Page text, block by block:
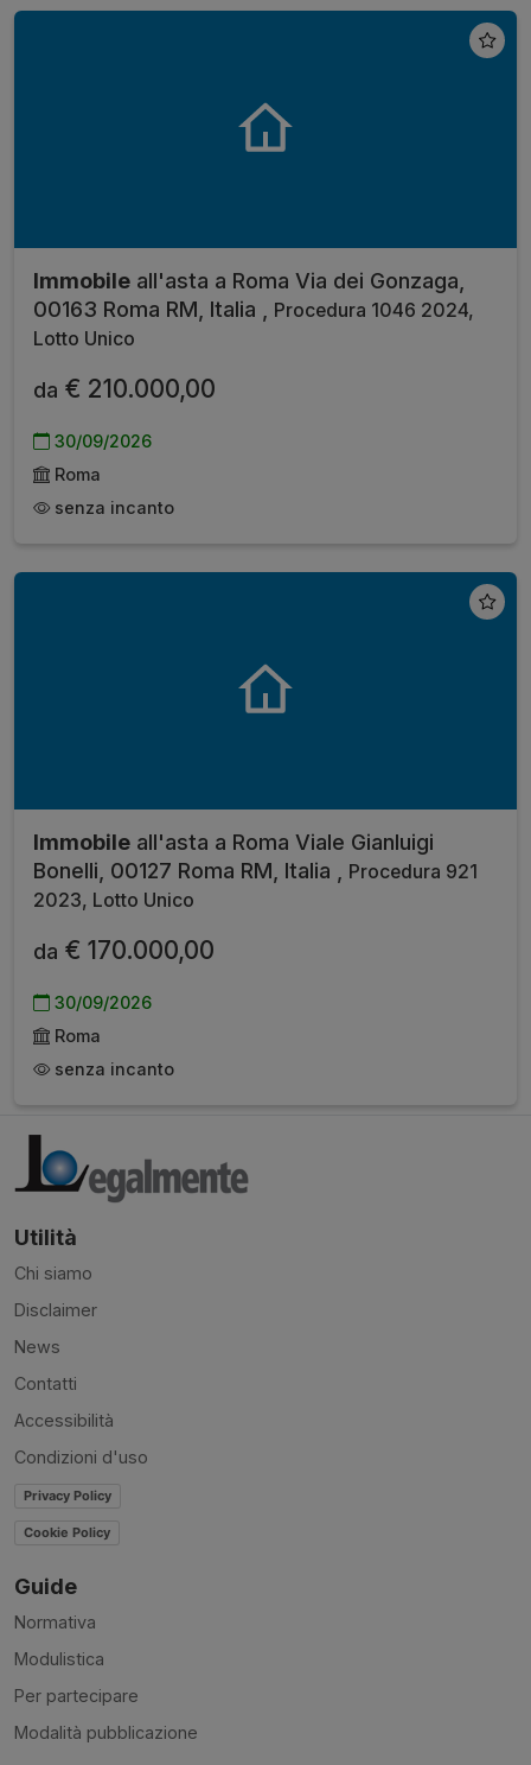
Immobile all'asta a Roma Via dei Gonzaga,
00163 Roma RM, Italia ,
Procedura 1046 2024,
Lotto Unico
da € 210.000,00
30/09/2026
Roma
senza incanto
Immobile all'asta a Roma Viale Gianluigi
Bonelli, 00127 Roma RM, Italia ,
Procedura 921
2023, Lotto Unico
da € 170.000,00
30/09/2026
Roma
senza incanto
Utilità
Chi siamo
Disclaimer
News
Contatti
Accessibilità
Condizioni d'uso
Privacy Policy
Cookie Policy
Guide
Normativa
Modulistica
Per partecipare
Modalità pubblicazione